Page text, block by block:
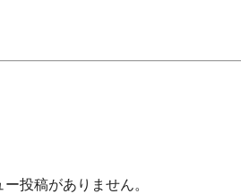
ー投稿がありません。